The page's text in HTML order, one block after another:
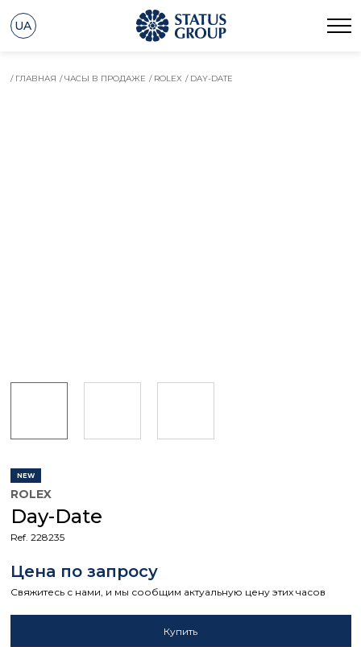
UA
/ ГЛАВНАЯ / ЧАСЫ В ПРОДАЖЕ / ROLEX / DAY-DATE
NEW
ROLEX
Day-Date
Ref. 228235
Цена по запросу
Свяжитесь с нами, и мы сообщим актуальную цену этих часов
Купить